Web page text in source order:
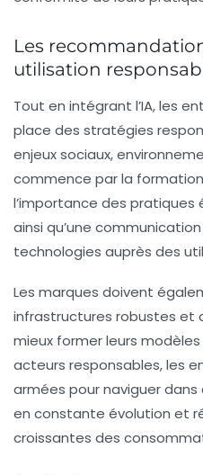
Les
utilisation
Tout en intégrant l’IA, les
place des stratégies
enjeux sociaux,
commence par la
l’importance des pratiques
ainsi qu’une
technologies auprès des
Les marques doivent
infrastructures robustes et
mieux former leurs modèles
acteurs responsables, les
armées pour naviguer
en constante évolution et
croissantes des